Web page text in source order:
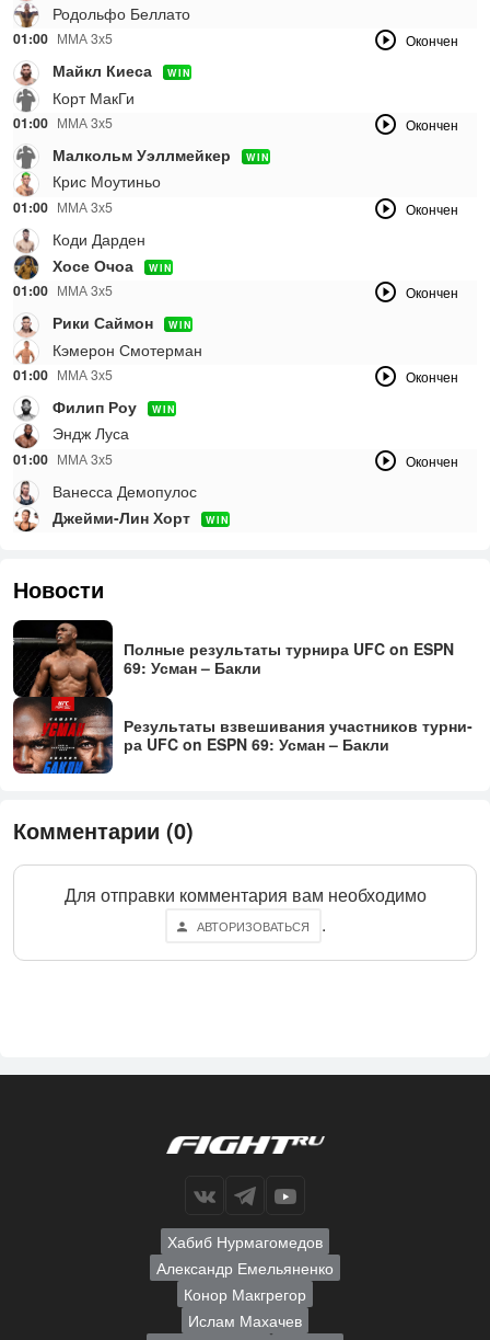
Родольфо Беллато
01:00 ММА 3х5 Окончен
Майкл Киеса WIN
Корт МакГи
01:00 ММА 3х5 Окончен
Малкольм Уэллмейкер WIN
Крис Моутиньо
01:00 ММА 3х5 Окончен
Коди Дарден
Хосе Очоа
WIN
01:00 ММА 3х5 Окончен
Рики Саймон WIN
Кэмерон Смотерман
01:00 ММА 3х5 Окончен
Филип Роу WIN
Эндж Луса
01:00 ММА 3х5 Окончен
Ванесса Демопулос
Джейми-Лин Хорт
WIN
Новости
Пол­ные ре­зуль­та­ты тур­ни­ра UFC on ESPN
69: Ус­ман – Бак­ли
Ре­зуль­та­ты взве­шива­ния участ­ни­ков тур­ни­
ра UFC on ESPN 69: Ус­ман – Бак­ли
Комментарии (0)
Для отправки комментария вам необходимо
АВТОРИЗОВАТЬСЯ .
Хабиб Нурмагомедов
Александр Емельяненко
Конор Макгрегор
Ислам Махачев